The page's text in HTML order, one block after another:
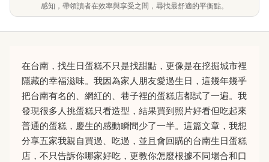
感知，帶領讀者在效率與享受之間，尋找最舒適的平衡點。
在台南，找生日蛋糕不只是找甜點，更像是在挖掘城市裡
隱藏的幸福滋味。我因為家人朋友愛過生日，這幾年幾乎
把台南有名的、網紅的、巷子裡的蛋糕店都試了一遍。我
發現很多人挑蛋糕只看造型，結果買到照片好看但吃起來
普通的蛋糕，慶生的感動瞬間少了一半。這篇文章，我想
分享五家我親自買過、吃過，並且會回購的台南生日蛋糕
店，不只告訴你哪家好吃，更教你怎麼根據不同場合和口